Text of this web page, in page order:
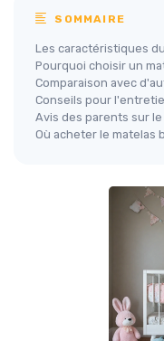
SOMMAIRE
Les caractéristiques
Pourquoi choisir un
Comparaison avec
Conseils pour
Avis des parents sur
Où acheter le matelas